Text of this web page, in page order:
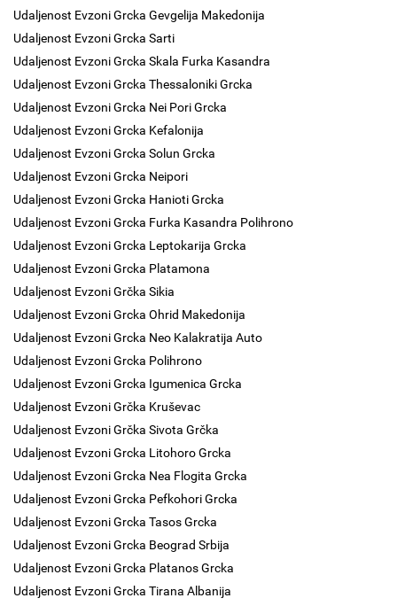
Udaljenost Evzoni Grcka Gevgelija Makedonija
Udaljenost Evzoni Grcka Sarti
Udaljenost Evzoni Grcka Skala Furka Kasandra
Udaljenost Evzoni Grcka Thessaloniki Grcka
Udaljenost Evzoni Grcka Nei Pori Grcka
Udaljenost Evzoni Grcka Kefalonija
Udaljenost Evzoni Grcka Solun Grcka
Udaljenost Evzoni Grcka Neipori
Udaljenost Evzoni Grcka Hanioti Grcka
Udaljenost Evzoni Grcka Furka Kasandra Polihrono
Udaljenost Evzoni Grcka Leptokarija Grcka
Udaljenost Evzoni Grcka Platamona
Udaljenost Evzoni Grčka Sikia
Udaljenost Evzoni Grcka Ohrid Makedonija
Udaljenost Evzoni Grcka Neo Kalakratija Auto
Udaljenost Evzoni Grcka Polihrono
Udaljenost Evzoni Grcka Igumenica Grcka
Udaljenost Evzoni Grčka Kruševac
Udaljenost Evzoni Grčka Sivota Grčka
Udaljenost Evzoni Grcka Litohoro Grcka
Udaljenost Evzoni Grcka Nea Flogita Grcka
Udaljenost Evzoni Grcka Pefkohori Grcka
Udaljenost Evzoni Grcka Tasos Grcka
Udaljenost Evzoni Grcka Beograd Srbija
Udaljenost Evzoni Grcka Platanos Grcka
Udaljenost Evzoni Grcka Tirana Albanija